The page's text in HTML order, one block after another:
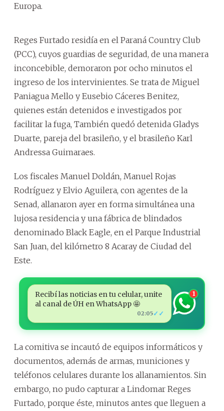
Europa.
Reges Furtado residía en el Paraná Country Club
(PCC), cuyos guardias de seguridad, de una manera
inconcebible, demoraron por ocho minutos el
ingreso de los intervinientes. Se trata de Miguel
Paniagua Mello y Eusebio Cáceres Benitez,
quienes están detenidos e investigados por
facilitar la fuga, También quedó detenida Gladys
Duarte, pareja del brasileño, y el brasileño Karl
Andressa Guimaraes.
Los fiscales Manuel Doldán, Manuel Rojas
Rodríguez y Elvio Aguilera, con agentes de la
Senad, allanaron ayer en forma simultánea una
lujosa residencia y una fábrica de blindados
denominado Black Eagle, en el Parque Industrial
San Juan, del kilómetro 8 Acaray de Ciudad del
Este.
Recibí las noticias en tu celular, unite
al canal de ÚH en WhatsApp 🤩
02:05✓✓
1
La comitiva se incautó de equipos informáticos y
documentos, además de armas, municiones y
teléfonos celulares durante los allanamientos. Sin
embargo, no pudo capturar a Lindomar Reges
Furtado, porque éste, minutos antes que lleguen a